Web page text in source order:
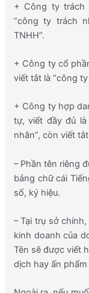
+ Công ty trách
“công ty trách
TNHH”.
+ Công ty cổ
viết tắt là “công ty
+ Công ty hợp
tự, viết đầy đủ là
nhân”, còn viết
– Phần tên riêng
bảng chữ cái
số, ký hiệu.
– Tại trụ sở
kinh doanh của
Tên sẽ được viết
dịch hay ấn